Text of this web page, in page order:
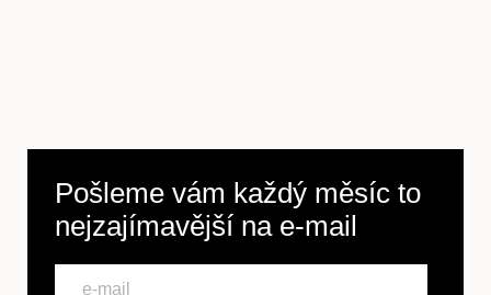
Pošleme vám každý měsíc to
nejzajímavější na e-mail